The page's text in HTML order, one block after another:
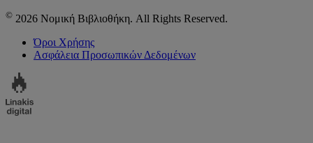
© 2026 Νομική Βιβλιοθήκη. All Rights Reserved.
Όροι Χρήσης
Ασφάλεια Προσωπικών Δεδομένων